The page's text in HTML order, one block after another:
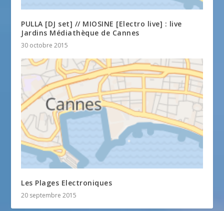
PULLA [DJ set] // MIOSINE [Electro live] : live
Jardins Médiathèque de Cannes
30 octobre 2015
Les Plages Electroniques
20 septembre 2015